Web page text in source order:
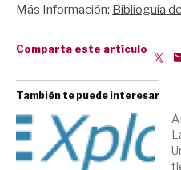
Más Información: Biblioguía
Comparta este artículo
También te puede interesar